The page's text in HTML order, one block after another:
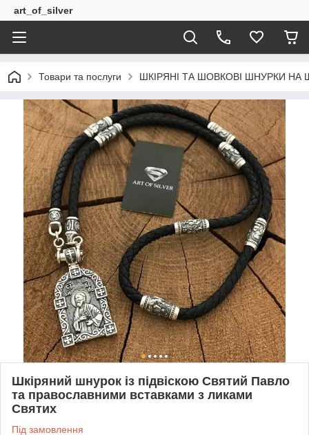
art_of_silver
Товари та послуги ШКІРЯНІ ТА ШОВКОВІ ШНУРКИ
Шкіряний шнурок із підвіскою Святий Павло
та православними вставками з ликами
Святих
Під замовлення